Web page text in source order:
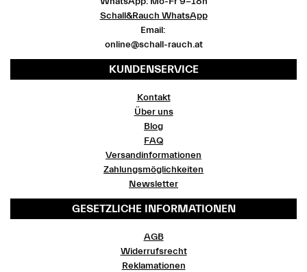
Schall&Rauch WhatsApp
Email:
online@schall-rauch.at
KUNDENSERVICE
Kontakt
Über uns
Blog
FAQ
Versandinformationen
Zahlungsmöglichkeiten
Newsletter
GESETZLICHE INFORMATIONEN
AGB
Widerrufsrecht
Reklamationen